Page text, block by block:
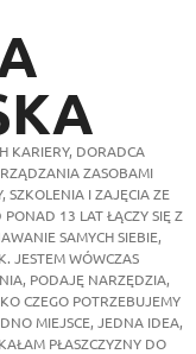
KARIERY, DORADCA
ZASOBAMI
SZKOLENIA I ZAJĘCIA ZE
13 LAT ŁĄCZY SIĘ Z
SAMYCH SIEBIE,
JESTEM WÓWCZAS
PODAJĘ NARZĘDZIA,
CZEGO POTRZEBUJEMY
MIEJSCE, JEDNA IDEA,
PŁASZCZYZNY DO